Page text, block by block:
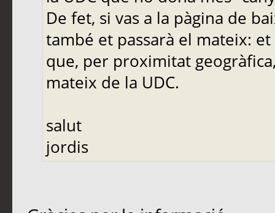
De fet, si vas a la pàgina de
també et passarà el mateix:
que, per proximitat
mateix de la UDC.
salut
jordis